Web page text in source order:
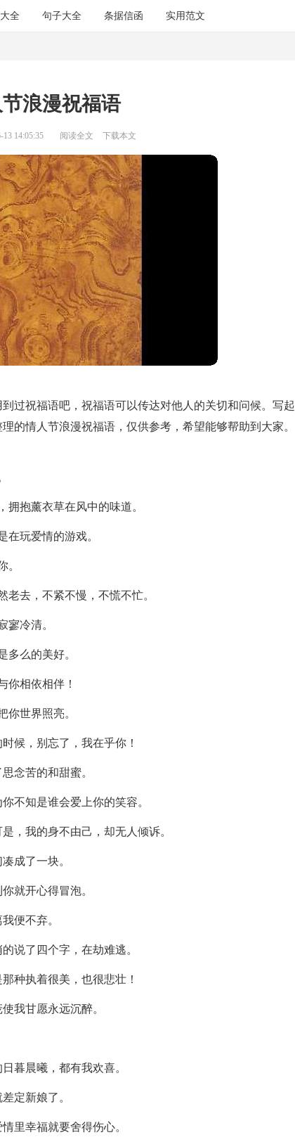
全 句子大全 条据信函 实用范文
浪漫祝福语
13 14:05:35 阅读全文 下载本文
过祝福语吧，祝福语可以传达对他人的关切和问候。写起
的情人节浪漫祝福语，仅供参考，希望能够帮助到大家。
拥抱薰衣草在风中的味道。
在玩爱情的游戏。
。
老去，不紧不慢，不慌不忙。
寥冷清。
多么的美好。
你相依相伴！
你世界照亮。
候，别忘了，我在乎你！
念苦的和甜蜜。
不知是谁会爱上你的笑容。
，我的身不由己，却无人倾诉。
成了一块。
就开心得冒泡。
便不弃。
说了四个字，在劫难逃。
种执着很美，也很悲壮！
我甘愿永远沉醉。
暮晨曦，都有我欢喜。
定新娘了。
里幸福就要舍得伤心。